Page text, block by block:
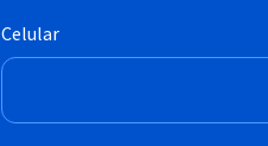
Celular